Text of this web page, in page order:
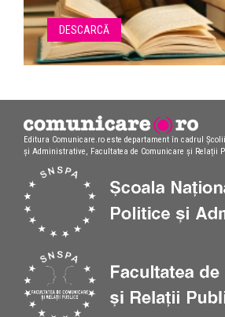
DESCARCĂ
Editura Comunicare.ro este departament în cadrul
și Administrative, Facultatea de Comunicare și Relații